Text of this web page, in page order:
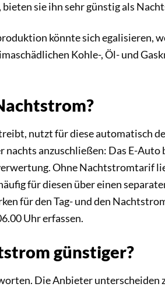
sie ihn sehr günstig als
könnte sich egalisieren,
Kohle-, Öl- und
nutzt für diese automatisch
anzuschließen: Das E-
Ohne Nachtstromtarif
für diesen über einen
für den Tag- und den
Uhr erfassen.
günstiger?
Die Anbieter